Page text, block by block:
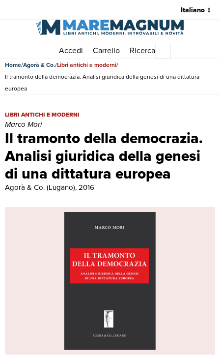
Accedi Carrello Ricerca
Home Agorà & Co. Libri antichi e moderni
Il tramonto della democrazia. Analisi giuridica della genesi di una dittatura
europea
Il tramonto della democrazia.
Analisi giuridica della genesi
di una dittatura europea
Il tramonto della democrazia. Analisi giuridica della genesi di una
LIBRI ANTICHI E MODERNI
Marco Mori
Agorà & Co. (Lugano), 2016